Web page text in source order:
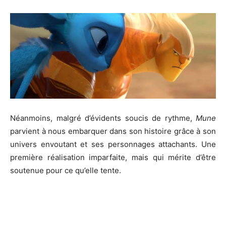
Néanmoins, malgré d’évidents soucis de rythme, Mune
parvient à nous embarquer dans son histoire grâce à son
univers envoutant et ses personnages attachants. Une
première réalisation imparfaite, mais qui mérite d’être
soutenue pour ce qu’elle tente.